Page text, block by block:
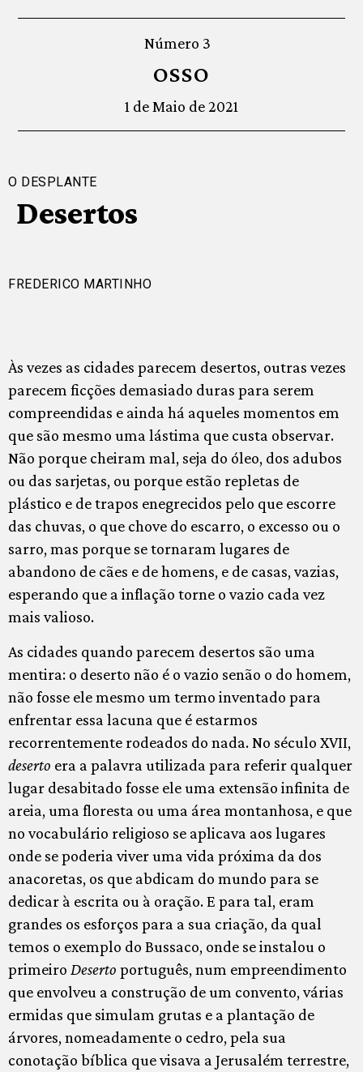
Número 3
OSSO
1 de Maio de 2021
O DESPLANTE
Desertos
FREDERICO MARTINHO
Às vezes as cidades parecem desertos, outras vezes
parecem ficções demasiado duras para serem
compreendidas e ainda há aqueles momentos em
que são mesmo uma lástima que custa observar.
Não porque cheiram mal, seja do óleo, dos adubos
ou das sarjetas, ou porque estão repletas de
plástico e de trapos enegrecidos pelo que escorre
das chuvas, o que chove do escarro, o excesso ou o
sarro, mas porque se tornaram lugares de
abandono de cães e de homens, e de casas, vazias,
esperando que a inflação torne o vazio cada vez
mais valioso.
As cidades quando parecem desertos são uma
mentira: o deserto não é o vazio senão o do homem,
não fosse ele mesmo um termo inventado para
enfrentar essa lacuna que é estarmos
recorrentemente rodeados do nada. No século XVII,
deserto era a palavra utilizada para referir qualquer
lugar desabitado fosse ele uma extensão infinita de
areia, uma floresta ou uma área montanhosa, e que
no vocabulário religioso se aplicava aos lugares
onde se poderia viver uma vida próxima da dos
anacoretas, os que abdicam do mundo para se
dedicar à escrita ou à oração. E para tal, eram
grandes os esforços para a sua criação, da qual
temos o exemplo do Bussaco, onde se instalou o
primeiro Deserto português, num empreendimento
que envolveu a construção de um convento, várias
ermidas que simulam grutas e a plantação de
árvores, nomeadamente o cedro, pela sua
conotação bíblica que visava a Jerusalém terrestre,